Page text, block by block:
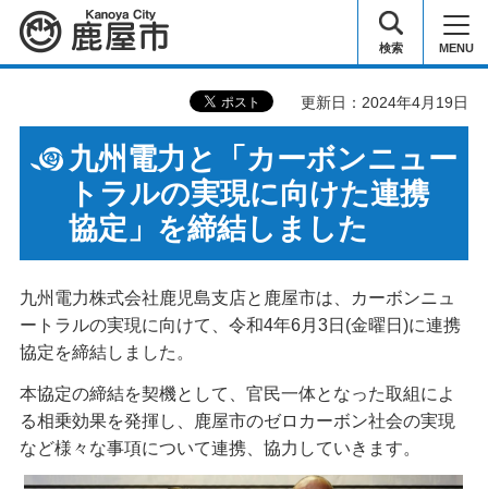
鹿屋市 検索 MENU
更新日：2024年4月19日
九州電力と「カーボンニュー
トラルの実現に向けた連携
協定」を締結しました
九州電力株式会社鹿児島支店と鹿屋市は、カーボンニュ
ートラルの実現に向けて、令和4年6月3日(金曜日)に連携
協定を締結しました。
本協定の締結を契機として、官民一体となった取組によ
る相乗効果を発揮し、鹿屋市のゼロカーボン社会の実現
など様々な事項について連携、協力していきます。